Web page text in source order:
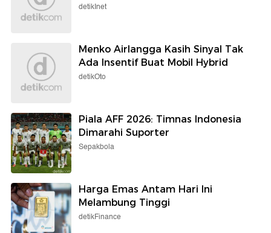
detikInet
Menko Airlangga Kasih Sinyal Tak
Ada Insentif Buat Mobil Hybrid
detikOto
Piala AFF 2026: Timnas Indonesia
Dimarahi Suporter
Sepakbola
Harga Emas Antam Hari Ini
Melambung Tinggi
detikFinance